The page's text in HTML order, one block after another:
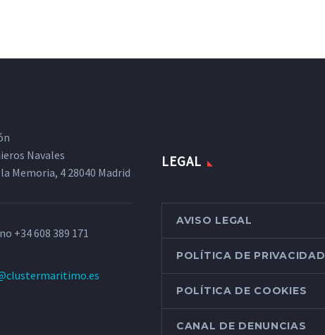
Navales
Memoria, 4 28040 Madrid
+34 608 389 171
LEGAL
AVISO LEGAL
POLÍTICA DE PRIVACIDAD
POLÍTICA DE COOKIES
CANAL DE DENUNCIAS